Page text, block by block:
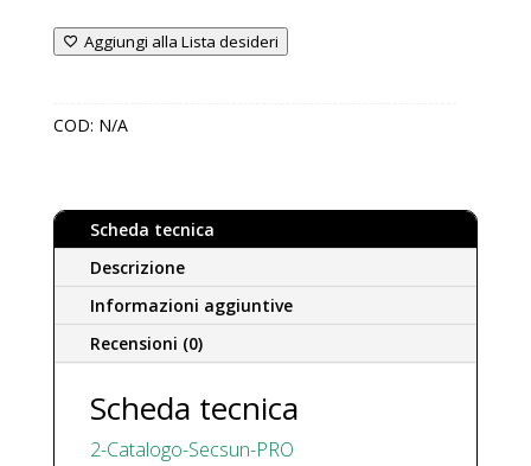
Aggiungi alla Lista desideri
COD: N/A
Scheda tecnica
Descrizione
Informazioni aggiuntive
Recensioni (0)
Scheda tecnica
2-Catalogo-Secsun-PRO